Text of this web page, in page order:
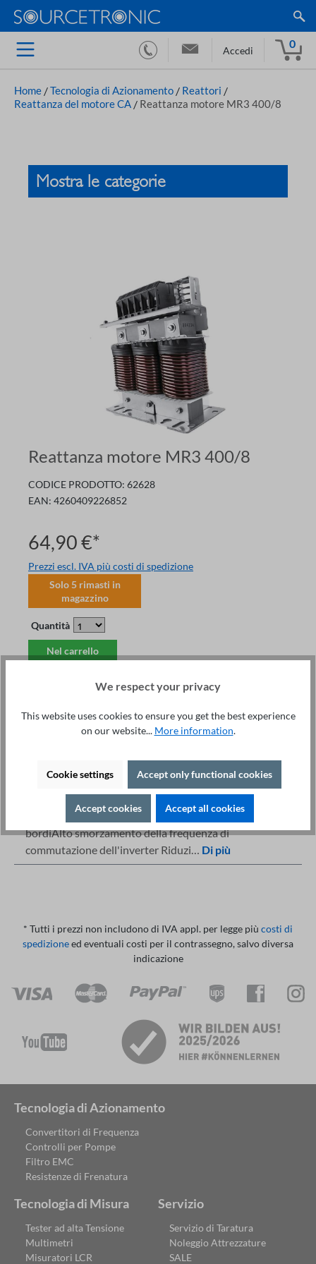
Accedi
0
Home /Tecnologia di Azionamento / Reattori /
Reattanza del motore CA / Reattanza motore MR3 400/8
Mostra le categorie
Reattanza motore MR3 400/8
CODICE PRODOTTO: 62628
EAN: 4260409226852
64,90 €*
Prezzi escl. IVA più costi di spedizione
Solo5rimasti in
magazzino
Quantità
Nel carrello
Stampa
Descrizione
Svantaggi Elevato smorzamento della pendenza dei
bordiAlto smorzamento della frequenza di
commutazione dell'inverter Riduzi… Di più
* Tutti i prezzi non includono di IVA appl. per legge più costi di
spedizioneed eventuali costi per il contrassegno, salvo diversa
indicazione
Tecnologia di Azionamento
Convertitori di Frequenza
Controlli per Pompe
Filtro EMC
Resistenze di Frenatura
Tecnologia di Misura
Tester ad alta Tensione
Multimetri
Misuratori LCR
Servizio
Servizio di Taratura
Noleggio Attrezzature
SALE
We respect your privacy
This website uses cookies to ensure you get the best experience
on our website... More information.
Cookie settings Accept only functional cookies
Accept cookies Accept all cookies